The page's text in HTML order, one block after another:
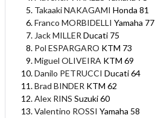
Takaaki NAKAGAMI Honda 81
Franco MORBIDELLI Yamaha 77
Jack MILLER Ducati 75
Pol ESPARGARO KTM 73
Miguel OLIVEIRA KTM 69
Danilo PETRUCCI Ducati 64
Brad BINDER KTM 62
Alex RINS Suzuki 60
Valentino ROSSI Yamaha 58